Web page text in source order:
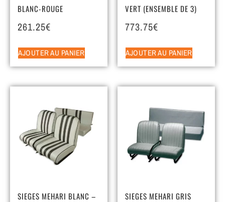
BLANC-ROUGE
261.25€
AJOUTER AU PANIER
VERT (ENSEMBLE DE 3)
773.75€
AJOUTER AU PANIER
SIEGES MEHARI BLANC –
SIEGES MEHARI GRIS